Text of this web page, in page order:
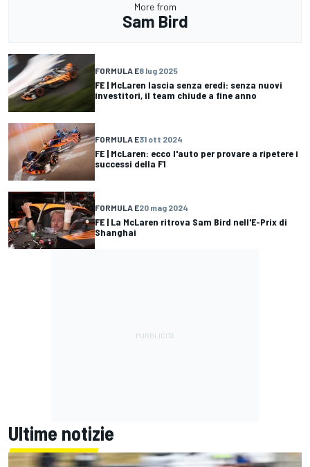
More from
Sam Bird
FORMULA E8 lug 2025
FE | McLaren lascia senza eredi: senza nuovi
investitori, il team chiude a fine anno
FORMULA E31 ott 2024
FE | McLaren: ecco l'auto per provare a ripetere i
successi della F1
FORMULA E20 mag 2024
FE | La McLaren ritrova Sam Bird nell'E-Prix di
Shanghai
Ultime notizie